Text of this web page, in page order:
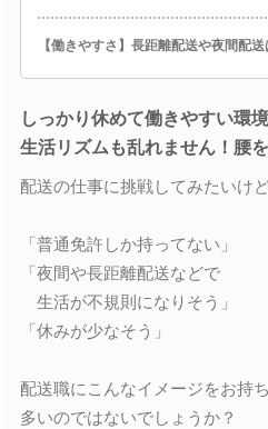
【働きやすさ】長距離配送や夜間配送
しっかり休めて働きやすい環
生活リズムも乱れません！腰
配送の仕事に挑戦してみたい
「普通免許しか持ってない」
「夜間や長距離配送などで
生活が不規則になりそう」
「休みが少なそう」
配送職にこんなイメージをお持
多いのではないでしょうか？